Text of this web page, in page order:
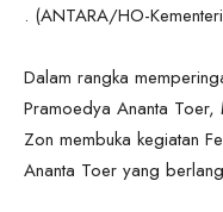
. (ANTARA/HO-
Dalam rangka
Pramoedya Ananta Toer,
Zon membuka kegiatan
Ananta Toer yang